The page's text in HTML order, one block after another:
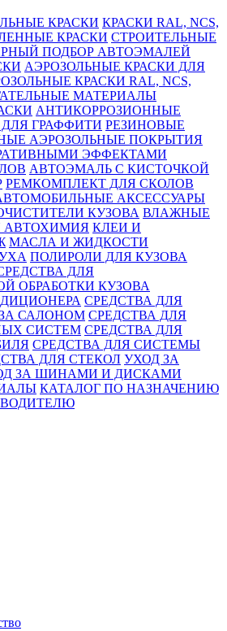
КРАСКИ КРАСКИ RAL, NCS,
КРАСКИ СТРОИТЕЛЬНЫЕ
ПОДБОР АВТОЭМАЛЕЙ
АЭРОЗОЛЬНЫЕ КРАСКИ ДЛЯ
КРАСКИ RAL, NCS,
МАТЕРИАЛЫ
АНТИКОРРОЗИОННЫЕ
ГРАФФИТИ РЕЗИНОВЫЕ
АЭРОЗОЛЬНЫЕ ПОКРЫТИЯ
ЭФФЕКТАМИ
АВТОЭМАЛЬ С КИСТОЧКОЙ
РЕМКОМПЛЕКТ ДЛЯ СКОЛОВ
АКСЕССУАРЫ
КУЗОВА ВЛАЖНЫЕ
АВТОХИМИЯ КЛЕИ И
МАСЛА И ЖИДКОСТИ
ПОЛИРОЛИ ДЛЯ КУЗОВА
ДЛЯ
ОБРАБОТКИ КУЗОВА
СРЕДСТВА ДЛЯ
САЛОНОМ СРЕДСТВА ДЛЯ
СИСТЕМ СРЕДСТВА ДЛЯ
СРЕДСТВА ДЛЯ СИСТЕМЫ
ДЛЯ СТЕКОЛ УХОД ЗА
ЗА ШИНАМИ И ДИСКАМИ
КАТАЛОГ ПО НАЗНАЧЕНИЮ